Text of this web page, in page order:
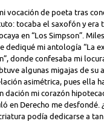
vocación de poeta tras
tocaba el saxofón y era
en “Los Simpson”.
dediqué mi antología “La
donde confesaba mi
algunas migajas de su
asimétrica, pues ella
dación mi corazón
en Derecho me desfondé.
podía dedicarse a tan